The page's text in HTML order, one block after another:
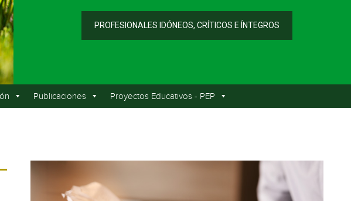
PROFESIONALES IDÓNEOS, CRÍTICOS E ÍNTEGROS
Publicaciones Proyectos Educativos - PEP